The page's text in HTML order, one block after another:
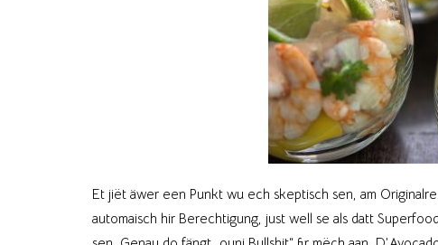
Et jiët äwer een Punkt wu ech skeptisch sen, am
automaisch hir Berechtigung, just well se als datt